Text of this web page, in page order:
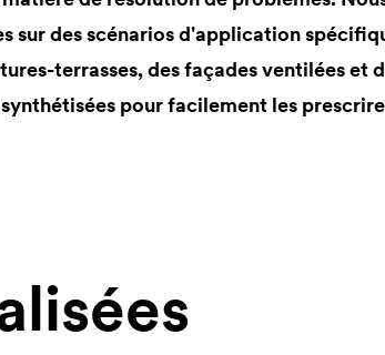
sur des scénarios d'application
terrasses, des façades ventilées et
pour facilement les